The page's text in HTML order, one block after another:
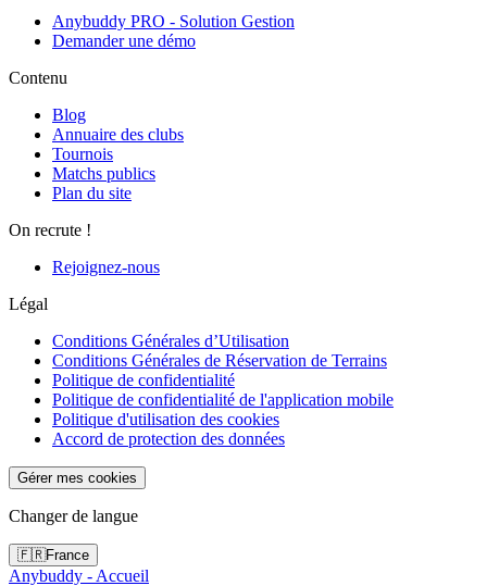
Anybuddy PRO - Solution Gestion
Demander une démo
Contenu
Blog
Annuaire des clubs
Tournois
Matchs publics
Plan du site
On recrute !
Rejoignez-nous
Légal
Conditions Générales d’Utilisation
Conditions Générales de Réservation de Terrains
Politique de confidentialité
Politique de confidentialité de l'application mobile
Politique d'utilisation des cookies
Accord de protection des données
Gérer mes cookies
Changer de langue
🇫🇷France
Anybuddy - Accueil